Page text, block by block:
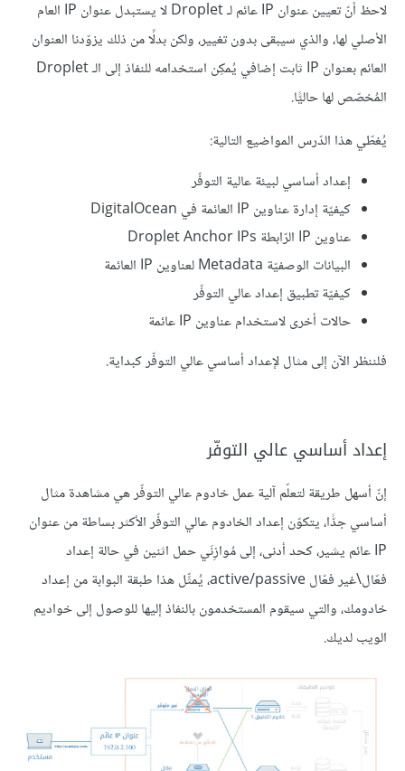
لاحظ أنّ تعيين عنوان IP عائم لـ Droplet لا يستبدل عنوان IP العام
الأصلي لها، والذي سيبقى بدون تغيير، ولكن بدلًا من ذلك يزوّدنا العنوان
العائم بعنوان IP ثابت إضافي يُمكِن استخدامه للنفاذ إلى الـ Droplet
المُخصّص لها حاليًّا.
يُغطّي هذا الدّرس المواضيع التالية:
إعداد أساسي لبيئة عالية التوفّر
كيفيّة إدارة عناوين IP العائمة في DigitalOcean
عناوين IP الرّابطة Droplet Anchor IPs
البيانات الوصفيّة Metadata لعناوين IP العائمة
كيفيّة تطبيق إعداد عالي التوفّر
حالات أخرى لاستخدام عناوين IP عائمة
فلننظر الآن إلى مثال لإعداد أساسي عالي التوفّر كبداية.
إعداد أساسي عالي التوفّر
إنّ أسهل طريقة لتعلّم آلية عمل خادوم عالي التوفّر هي مشاهدة مثال
أساسي جدًّا، يتكوّن إعداد الخادوم عالي التوفّر الأكثر بساطة من عنوان
IP عائم يشير، كحد أدنى، إلى مُوازِنَي حمل اثنين في حالة إعداد
فعّال\غير فعّال active/passive، يُمثِّل هذا طبقة البوابة من إعداد
خادومك، والتي سيقوم المستخدمون بالنفاذ إليها للوصول إلى خواديم
الويب لديك.